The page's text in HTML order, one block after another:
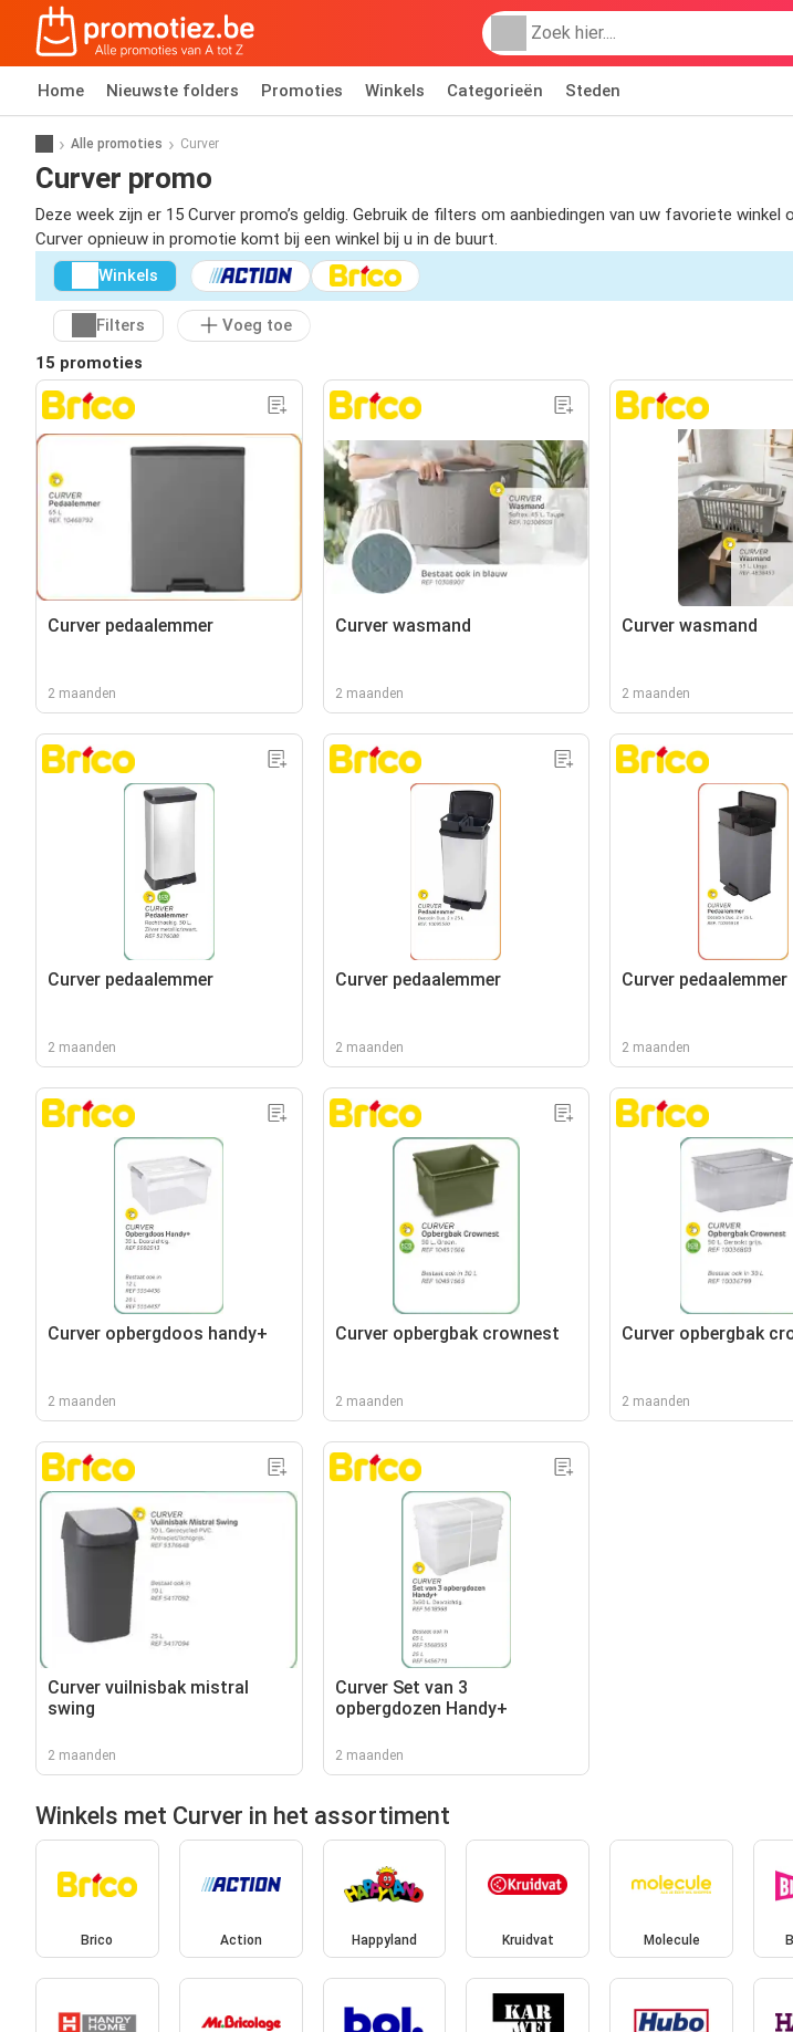
Home Nieuwste folders Promoties Winkels Categorieën Steden
Alle promoties Curver
Curver promo
Deze week zijn er 15 Curver promo’s geldig. Gebruik de filters om aanbiedingen van uw favoriete
Curver opnieuw in promotie komt bij een winkel bij u in de buurt.
Winkels
Filters
Voeg toe
15 promoties
Curver pedaalemmer
2 maanden
Curver wasmand
2 maanden
Curver wasmand
2 maanden
Curver pedaalemmer
2 maanden
Curver pedaalemmer
2 maanden
Curver pedaalemmer
2 maanden
Curver opbergdoos handy+
2 maanden
Curver opbergbak crownest
2 maanden
Curver opbergbak
2 maanden
Curver vuilnisbak mistral
swing
2 maanden
Curver Set van 3
opbergdozen Handy+
2 maanden
Winkels met Curver in het assortiment
Brico Action Happyland Kruidvat Molecule